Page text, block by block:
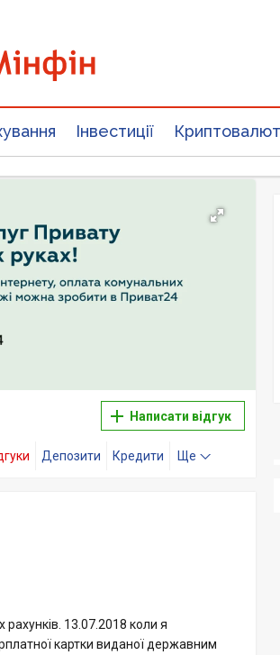
Інвестиції
Написати відгук
Депозити Кредити Ще
13.07.2018 коли я
картки виданої державним